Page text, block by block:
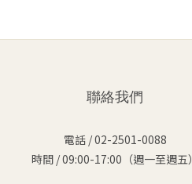
聯絡我們
電話 / 02-2501-0088
時間 / 09:00-17:00（週一至週五）